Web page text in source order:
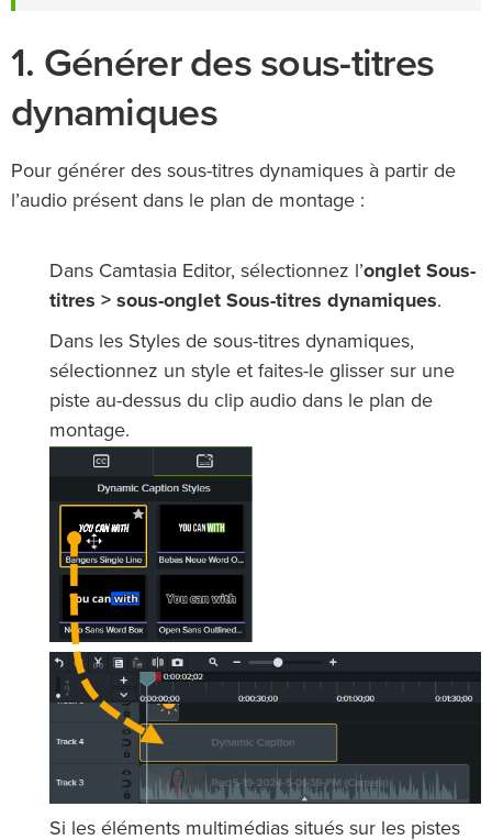
1. Générer des sous-titres
dynamiques
Pour générer des sous-titres dynamiques à partir de
l’audio présent dans le plan de montage :
Dans Camtasia Editor, sélectionnez l’onglet Sous-
titres > sous-onglet Sous-titres dynamiques.
Dans les Styles de sous-titres dynamiques,
sélectionnez un style et faites-le glisser sur une
piste au-dessus du clip audio dans le plan de
montage.
Si les éléments multimédias situés sur les pistes